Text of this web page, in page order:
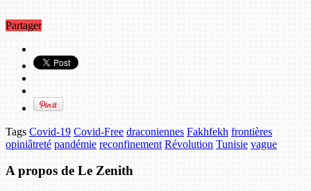
Partager
Tags Covid-19 Covid-Free draconiennes Fakhfekh frontières
opiniâtreté pandémie reconfinement Révolution Tunisie vague
A propos de Le Zenith